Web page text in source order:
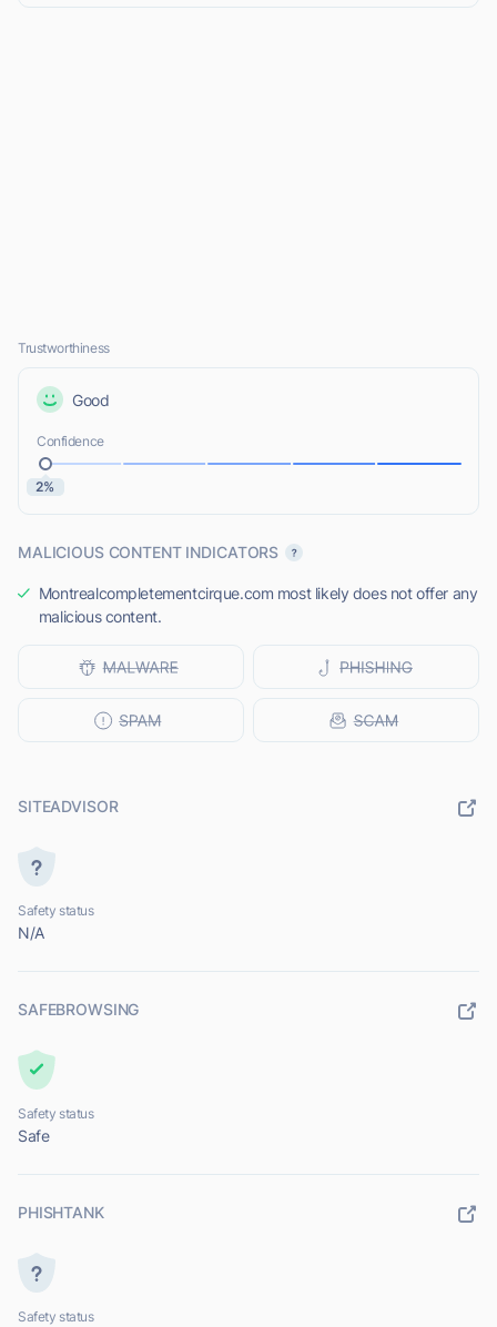
Trustworthiness
Good
Confidence
2%
MALICIOUS CONTENT INDICATORS
Montrealcompletementcirque.com most likely does not offer any
malicious content.
SITEADVISOR
Safety status
N/A
SAFEBROWSING
Safety status
Safe
PHISHTANK
Safety status